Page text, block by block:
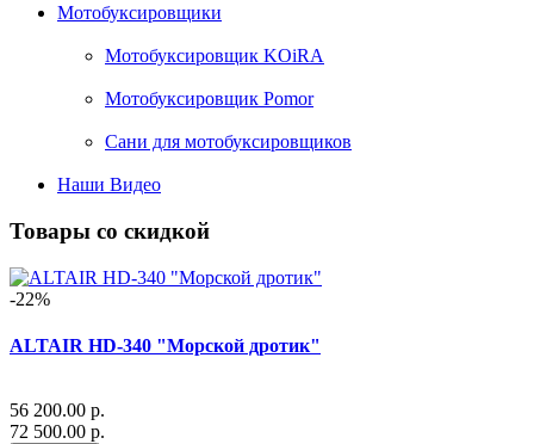
Мотобуксировщики
Мотобуксировщик KOiRA
Мотобуксировщик Pomor
Сани для мотобуксировщиков
Наши Видео
Товары со скидкой
-22%
ALTAIR HD-340 "Морской дротик"
56 200.00 р.
72 500.00 р.